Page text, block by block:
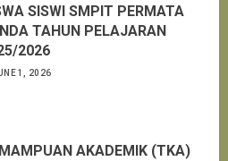
SISWI SMPIT PERMATA
TAHUN PELAJARAN
2026
1, 2026
AKADEMIK (TKA)